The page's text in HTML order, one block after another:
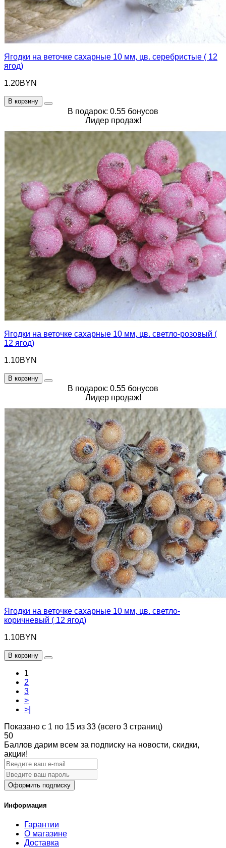
Ягодки на веточке сахарные 10 мм, цв. серебристые ( 12
ягод)
1.20BYN
В корзину
В подарок: 0.55 бонусов
Лидер продаж!
Ягодки на веточке сахарные 10 мм, цв. светло-розовый (
12 ягод)
1.10BYN
В корзину
В подарок: 0.55 бонусов
Лидер продаж!
Ягодки на веточке сахарные 10 мм, цв. светло-
коричневый ( 12 ягод)
1.10BYN
В корзину
1
2
3
>
>|
Показано с 1 по 15 из 33 (всего 3 страниц)
50
Баллов дарим всем за подписку на новости, скидки,
акции!
Оформить подписку
Информация
Гарантии
О магазине
Доставка